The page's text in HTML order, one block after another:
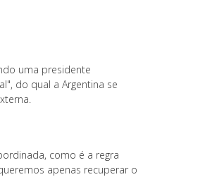
uma presidente
do qual a Argentina se
como é a regra
apenas recuperar o